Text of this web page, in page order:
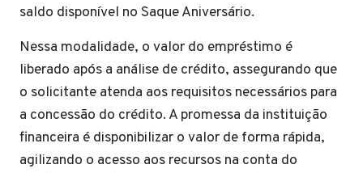
saldo disponível no Saque Aniversário.
Nessa modalidade, o valor do empréstimo é
liberado após a análise de crédito, assegurando que
o solicitante atenda aos requisitos necessários para
a concessão do crédito. A promessa da instituição
financeira é disponibilizar o valor de forma rápida,
agilizando o acesso aos recursos na conta do